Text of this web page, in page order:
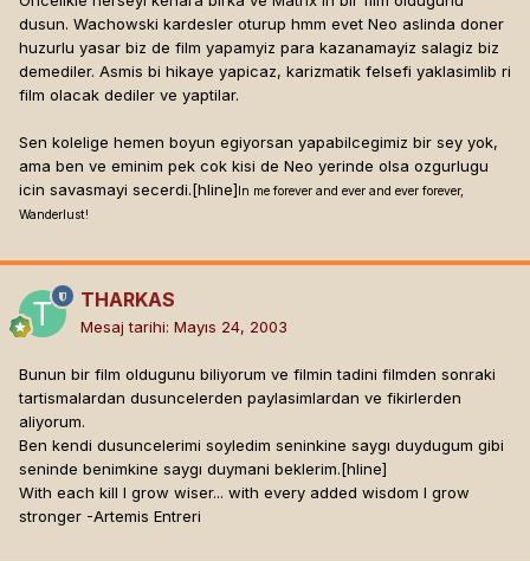
dusun. Wachowski kardesler oturup hmm evet Neo aslinda doner
huzurlu yasar biz de film yapamyiz para kazanamayiz salagiz biz
demediler. Asmis bi hikaye yapicaz, karizmatik felsefi yaklasimlib ri
film olacak dediler ve yaptilar.
Sen kolelige hemen boyun egiyorsan yapabilcegimiz bir sey yok,
ama ben ve eminim pek cok kisi de Neo yerinde olsa ozgurlugu
icin savasmayi secerdi.[hline] In me forever and ever and ever forever,
Wanderlust!
THARKAS
Mesaj tarihi: Mayıs 24, 2003
Bunun bir film oldugunu biliyorum ve filmin tadini filmden sonraki
tartismalardan dusuncelerden paylasimlardan ve fikirlerden
aliyorum.
Ben kendi dusuncelerimi soyledim seninkine saygı duydugum gibi
seninde benimkine saygı duymani beklerim.[hline]
With each kill I grow wiser... with every added wisdom I grow
stronger -Artemis Entreri